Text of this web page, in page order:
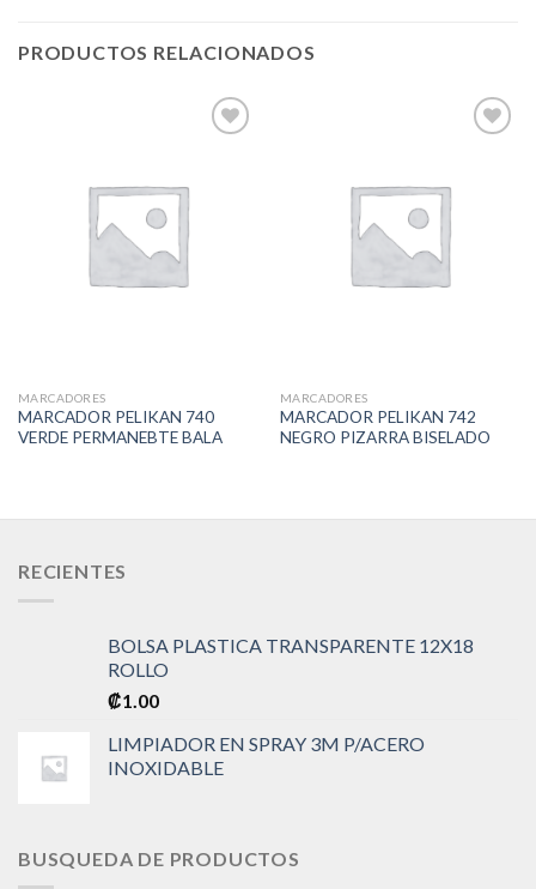
PRODUCTOS RELACIONADOS
MARCADORES
MARCADOR PELIKAN 740
VERDE PERMANEBTE BALA
MARCADORES
MARCADOR PELIKAN 742
NEGRO PIZARRA BISELADO
RECIENTES
BOLSA PLASTICA TRANSPARENTE 12X18
ROLLO
₡1.00
LIMPIADOR EN SPRAY 3M P/ACERO
INOXIDABLE
BUSQUEDA DE PRODUCTOS